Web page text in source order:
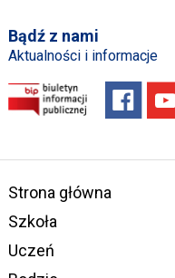
Bądź z nami
Aktualności i informacje
Strona główna
Szkoła
Uczeń